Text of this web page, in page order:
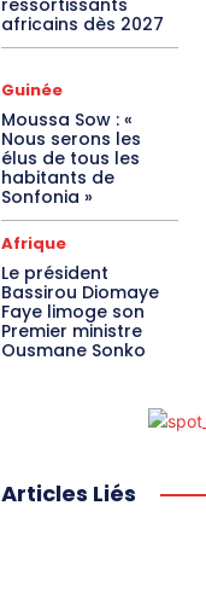
ressortissants
africains dès 2027
Guinée
Moussa Sow : «
Nous serons les
élus de tous les
habitants de
Sonfonia »
Afrique
Le président
Bassirou Diomaye
Faye limoge son
Premier ministre
Ousmane Sonko
Articles Liés